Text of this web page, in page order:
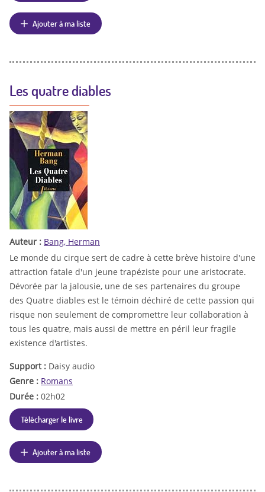
Ajouter à ma liste
Les quatre diables
Auteur : Bang, Herman
Le monde du cirque sert de cadre à cette brève histoire d'une
attraction fatale d'un jeune trapéziste pour une aristocrate.
Dévorée par la jalousie, une de ses partenaires du groupe
des Quatre diables est le témoin déchiré de cette passion qui
risque non seulement de compromettre leur collaboration à
tous les quatre, mais aussi de mettre en péril leur fragile
existence d'artistes.
Support : Daisy audio
Genre : Romans
Durée : 02h02
Télécharger le livre
Ajouter à ma liste